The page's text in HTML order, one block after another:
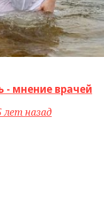
- мнение врачей
лет назад